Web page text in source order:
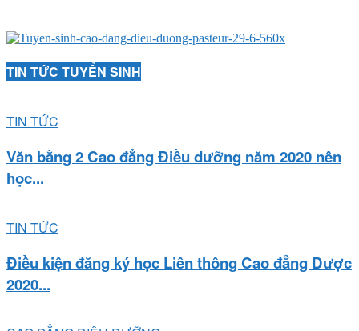
TIN TỨC TUYỂN SINH
TIN TỨC
Văn bằng 2 Cao đẳng Điều dưỡng năm 2020 nên
học...
TIN TỨC
Điều kiện đăng ký học Liên thông Cao đẳng Dược
2020...